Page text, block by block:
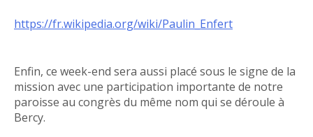
https://fr.wikipedia.org/wiki/Paulin_Enfert
Enfin, ce week-end sera aussi placé sous le signe de la
mission avec une participation importante de notre
paroisse au congrès du même nom qui se déroule à
Bercy.